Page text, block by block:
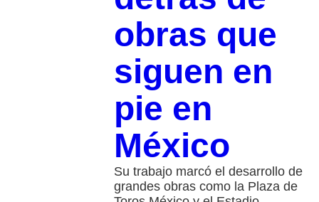
obras que
siguen en
pie en
México
Su trabajo marcó el desarrollo de
grandes obras como la Plaza de